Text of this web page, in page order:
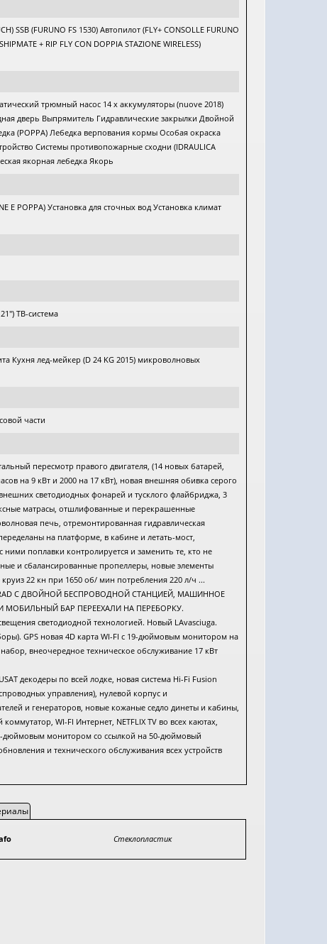
SSB (FURUNO FS 1530) Автопилот (FLY+ CONSOLLE FURUNO
+ RIP FLY CON DOPPIA STAZIONE WIRELESS)
трюмный насос 14 x аккумуляторы (nuove 2018)
дверь Выпрямитель Гидравлические закрылки Двойной
(POPPA) Лебедка верпования кормы Особая окраска
Системы противопожарные сходни (IDRAULICA
якорная лебедка Якорь
E POPPA) Установка для сточных вод Установка климат
ТВ-система
Кухня лед-мейкер (D 24 KG 2015) микроволновых
части
пересмотр правого двигателя, (14 новых батарей,
на 9 кВт и 2000 на 17 кВт), новая внешняя обивка серого
светодиодных фонарей и тусклого флайбриджа, 3
матрасы, отшлифованные и перекрашенные
печь, отремонтированная гидравлическая
на платформе, в кабине и летать-мост,
поплавки контролируется и заменить те, кто не
и сбалансированные пропеллеры, новые элементы
22 кн при 1650 об/ мин потребления 220 л/ч ...
SIMRAD С ДВОЙНОЙ БЕСПРОВОДНОЙ СТАНЦИЕЙ, МАШИННОЕ
МОБИЛЬНЫЙ БАР ПЕРЕЕХАЛИ НА ПЕРЕБОРКУ.
светодиодной технологией. Новый LAvasciuga.
GPS новая 4D карта WI-FI с 19-дюймовым монитором на
внеочередное техническое обслуживание 17 кВт
декодеры по всей лодке, новая система Hi-Fi Fusion
управления), нулевой корпус и
и генераторов, новые кожаные седло динеты и кабины,
WI-FI Интернет, NETFLIX TV во всех каютах,
дюймовым монитором со ссылкой на 50-дюймовый
и технического обслуживания всех устройств
Стеклопластик